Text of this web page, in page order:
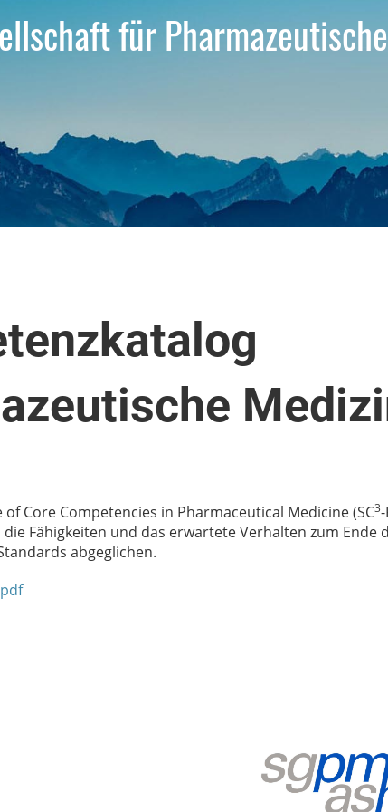
für
of Core Competencies in Pharmaceutical Medicine (SC3
Fähigkeiten und das erwartete Verhalten zum Ende
abgeglichen.